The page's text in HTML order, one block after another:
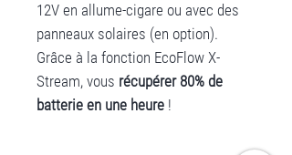
12V en allume-cigare ou avec des
panneaux solaires (en option).
Grâce à la fonction EcoFlow X-
Stream, vous récupérer 80% de
batterie en une heure !